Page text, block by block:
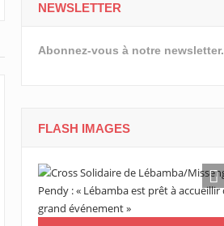
NEWSLETTER
Abonnez-vous à notre newsletter.
FLASH IMAGES